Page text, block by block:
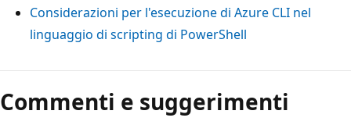
Considerazioni per l'esecuzione di Azure CLI nel
linguaggio di scripting di PowerShell
Commenti e suggerimenti